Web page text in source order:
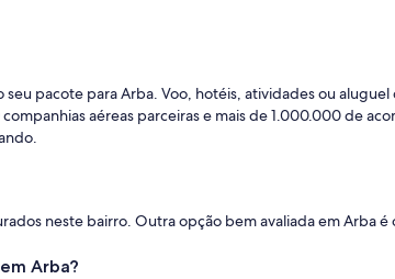
pacote para Arba. Voo, hotéis, atividades ou
aéreas parceiras e mais de 1.000.000 de
neste bairro. Outra opção bem avaliada em Arba é
Arba?